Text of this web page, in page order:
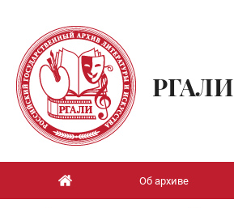
РГАЛИ
Об архиве